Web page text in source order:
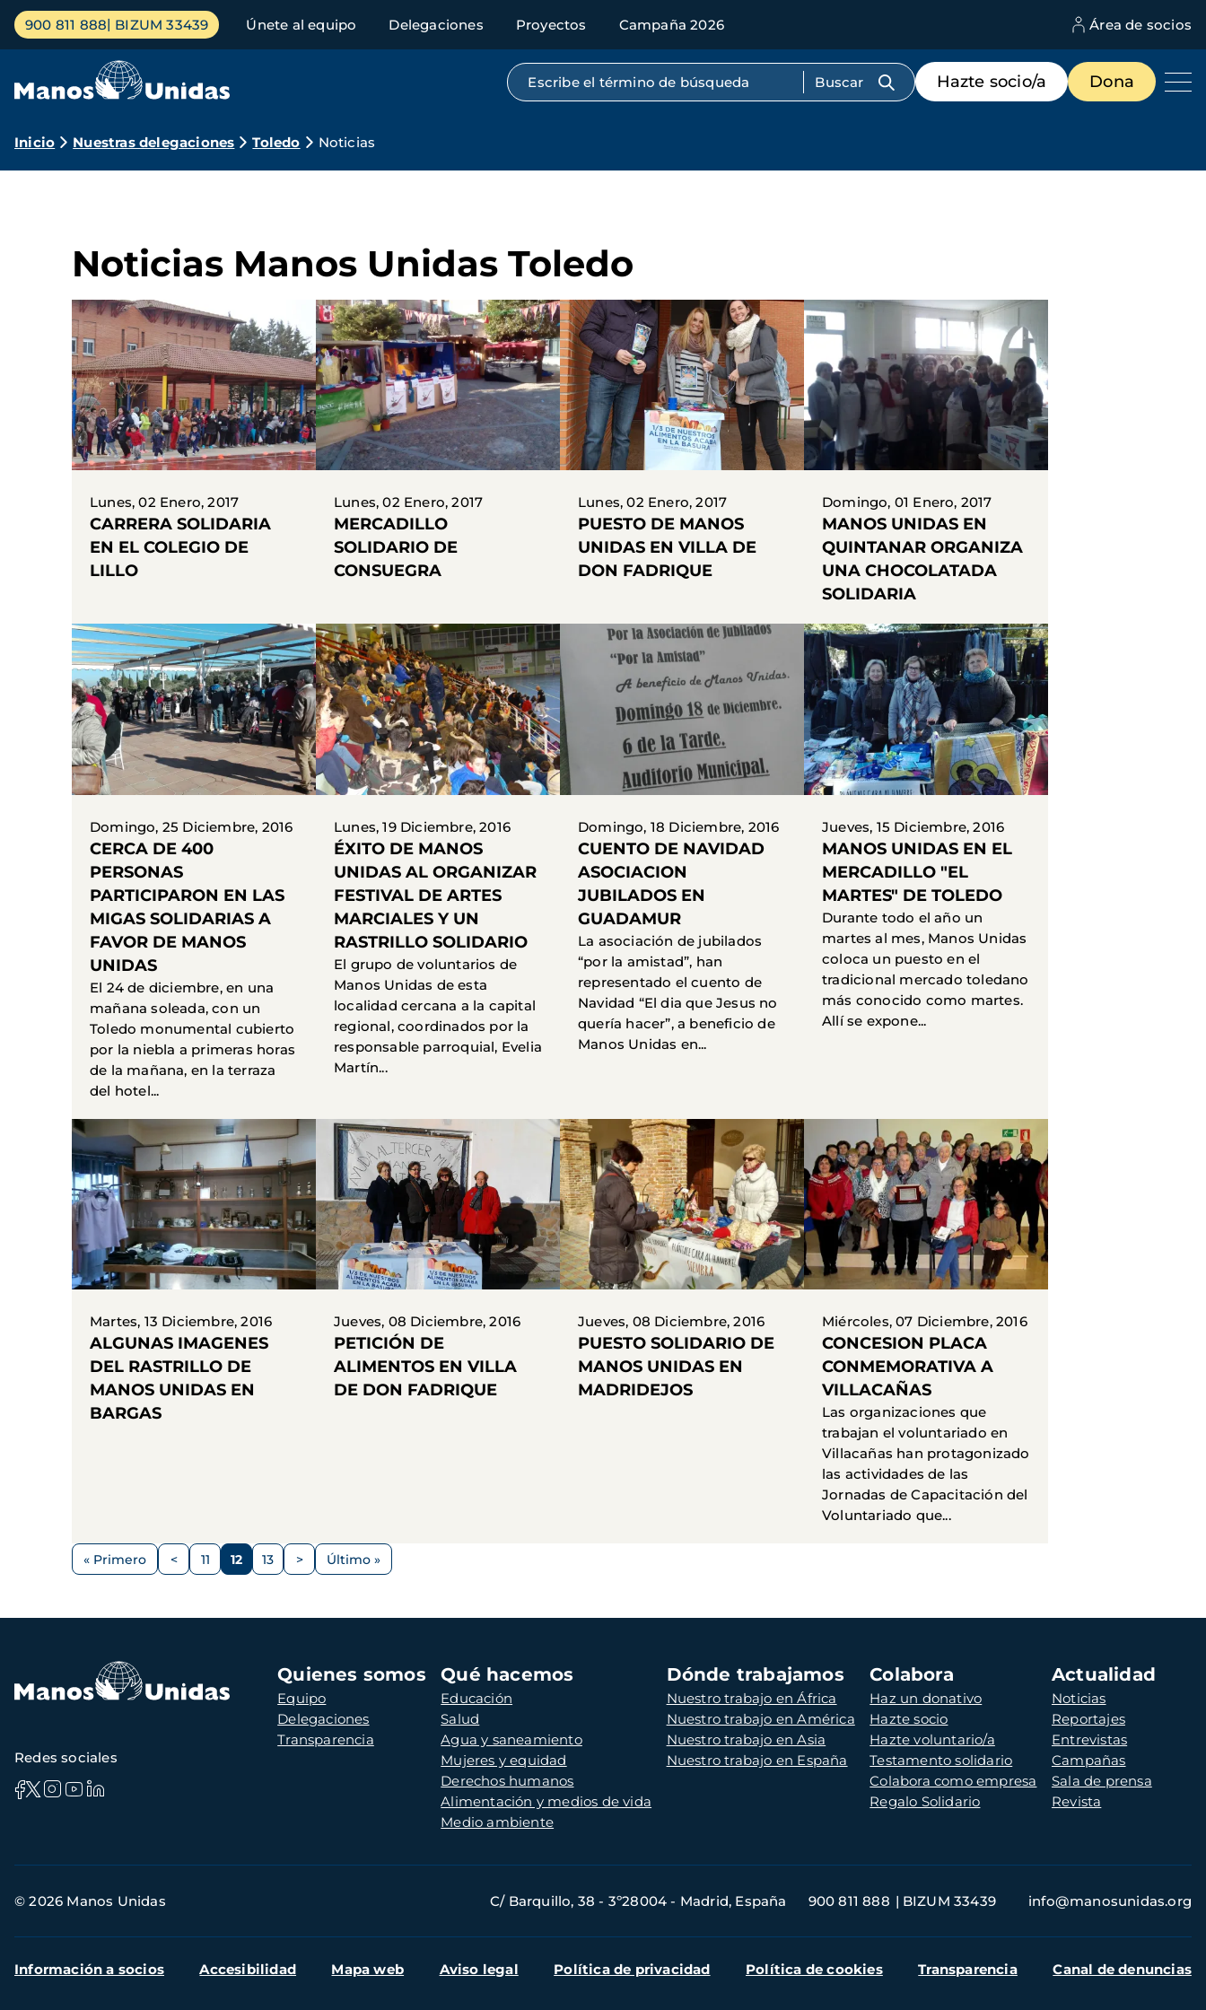
Pasar
contenido
Menú
principal
900 811 888 BIZUM 33439 Únete al equipo Delegaciones Proyectos Campaña 2026 Área de socios
Búsqueda por texto completo
Menú
de
destacados
Hazte socio/a Dona
Ruta
Inicio Nuestras delegaciones Toledo Noticias
Noticias Manos Unidas Toledo
Lunes, 02 Enero, 2017
CARRERA SOLIDARIA
EN EL COLEGIO DE
LILLO
Lunes, 02 Enero, 2017
MERCADILLO
SOLIDARIO DE
CONSUEGRA
Lunes, 02 Enero, 2017
PUESTO DE MANOS
UNIDAS EN VILLA DE
DON FADRIQUE
Domingo, 01 Enero, 2017
MANOS UNIDAS EN
QUINTANAR ORGANIZA
UNA CHOCOLATADA
SOLIDARIA
Domingo, 25 Diciembre, 2016
CERCA DE 400
PERSONAS
PARTICIPARON EN LAS
MIGAS SOLIDARIAS A
FAVOR DE MANOS
UNIDAS
El 24 de diciembre, en una
mañana soleada, con un
Toledo monumental cubierto
por la niebla a primeras horas
de la mañana, en la terraza
del hotel...
Lunes, 19 Diciembre, 2016
ÉXITO DE MANOS
UNIDAS AL ORGANIZAR
FESTIVAL DE ARTES
MARCIALES Y UN
RASTRILLO SOLIDARIO
El grupo de voluntarios de
Manos Unidas de esta
localidad cercana a la capital
regional, coordinados por la
responsable parroquial, Evelia
Martín...
Domingo, 18 Diciembre, 2016
CUENTO DE NAVIDAD
ASOCIACION
JUBILADOS EN
GUADAMUR
La asociación de jubilados
“por la amistad”, han
representado el cuento de
Navidad “El dia que Jesus no
quería hacer”, a beneficio de
Manos Unidas en...
Jueves, 15 Diciembre, 2016
MANOS UNIDAS EN EL
MERCADILLO "EL
MARTES" DE TOLEDO
Durante todo el año un
martes al mes, Manos Unidas
coloca un puesto en el
tradicional mercado toledano
más conocido como martes.
Allí se expone...
Martes, 13 Diciembre, 2016
ALGUNAS IMAGENES
DEL RASTRILLO DE
MANOS UNIDAS EN
BARGAS
Jueves, 08 Diciembre, 2016
PETICIÓN DE
ALIMENTOS EN VILLA
DE DON FADRIQUE
Jueves, 08 Diciembre, 2016
PUESTO SOLIDARIO DE
MANOS UNIDAS EN
MADRIDEJOS
Miércoles, 07 Diciembre, 2016
CONCESION PLACA
CONMEMORATIVA A
VILLACAÑAS
Las organizaciones que
trabajan el voluntariado en
Villacañas han protagonizado
las actividades de las
Jornadas de Capacitación del
Voluntariado que...
Paginación
Primera
« Primero
Página
< Página
11 Página
12 Página
13
Siguiente
>
Última
Último »
Navegación
principal
Quienes somos
Equipo
Delegaciones
Transparencia
Qué hacemos
Educación
Salud
Agua y saneamiento
Mujeres y equidad
Derechos humanos
Alimentación y medios de vida
Medio ambiente
Dónde trabajamos
Nuestro trabajo en África
Nuestro trabajo en América
Nuestro trabajo en Asia
Nuestro trabajo en España
Colabora
Haz un donativo
Hazte socio
Hazte voluntario/a
Testamento solidario
Colabora como empresa
Regalo Solidario
Actualidad
Noticias
Reportajes
Entrevistas
Campañas
Sala de prensa
Revista
Redes sociales
de
© 2026 Manos Unidas C/ Barquillo, 38 - 3º28004 - Madrid, España 900 811 888 BIZUM 33439 info@manosunidas.org
Menú
Información a socios Accesibilidad Mapa web Aviso legal Política de privacidad Política de cookies Transparencia Canal de denuncias